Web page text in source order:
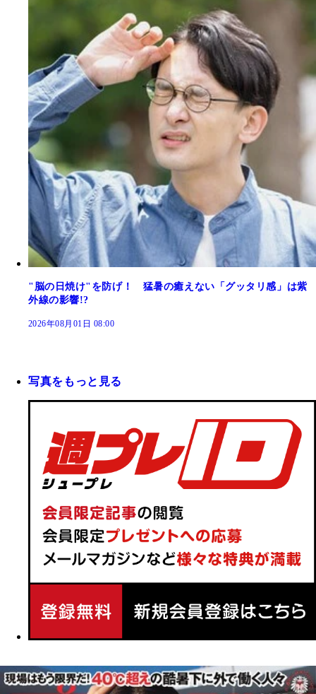
"脳の日焼け"を防げ！ 猛暑の癒えない「グッタリ感」は紫
外線の影響!?
2026年08月01日 08:00
写真をもっと見る